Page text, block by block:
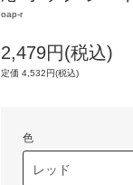
oap-r
2,479円(税込)
定価 4,532円(税込)
色